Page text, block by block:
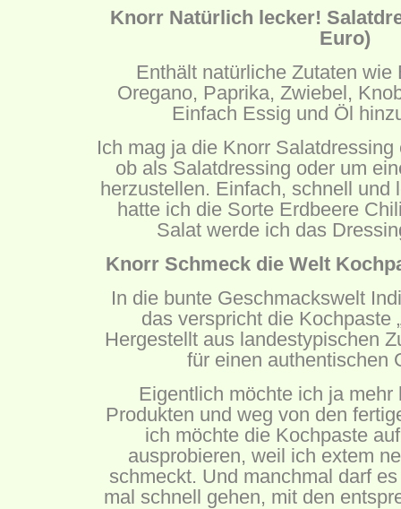
Knorr Natürlich lecker!
Euro)
Enthält natürliche Zutaten wie
Oregano, Paprika, Zwiebel,
Einfach Essig und Öl
Ich mag ja die Knorr
ob als Salatdressing oder um
herzustellen. Einfach, schnell und
hatte ich die Sorte Erdbeere
Salat werde ich das
Knorr Schmeck die Welt
In die bunte Geschmackswelt
das verspricht die Kochpaste
Hergestellt aus landestypischen
für einen authentischen
Eigentlich möchte ich ja mehr
Produkten und weg von den
ich möchte die Kochpaste
ausprobieren, weil ich extem
schmeckt. Und manchmal darf
mal schnell gehen, mit den